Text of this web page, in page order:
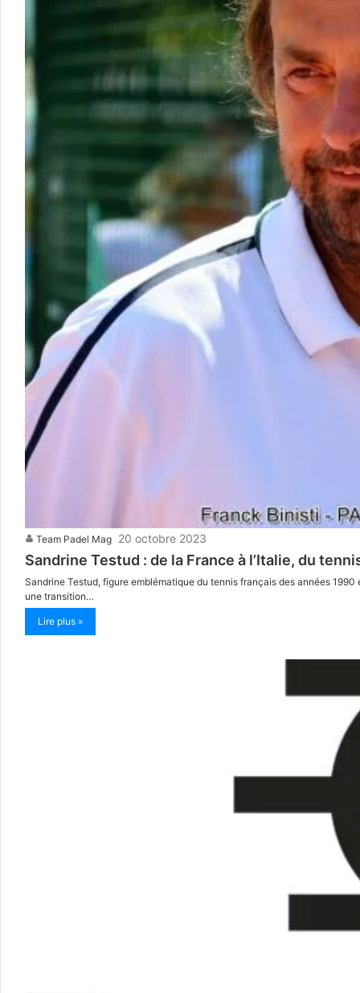
Team Padel Mag 20 octobre 2023
Sandrine Testud : de la France à l’Italie, du
Sandrine Testud, figure emblématique du tennis français des années
une transition…
Lire plus »